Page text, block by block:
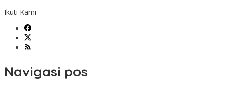
Ikuti Kami
Navigasi pos